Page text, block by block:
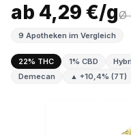
ab 4,29 €/gØ
9 Apotheken im Vergleich
22% THC 1% CBD
Demecan
▲ +10,4% (7T)